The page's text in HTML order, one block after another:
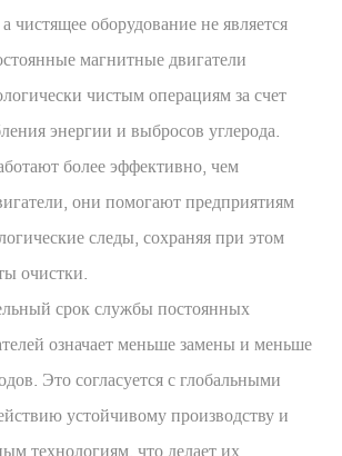
чистящее оборудование не является
магнитные двигатели
чистым операциям за счет
энергии и выбросов углерода.
более эффективно, чем
они помогают предприятиям
следы, сохраняя при этом
очистки.
срок службы постоянных
означает меньше замены и меньше
Это согласуется с глобальными
устойчивому производству и
технологиям, что делает их